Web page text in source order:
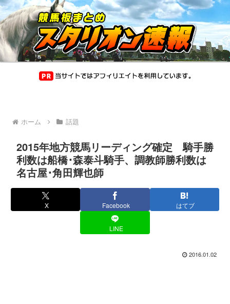
ホーム 話題
2015年地方競馬リーディング確定 騎手勝
利数は船橋･森泰斗騎手、調教師勝利数は
名古屋･角田輝也師
X Facebook はてブ
LINE
2016.01.02